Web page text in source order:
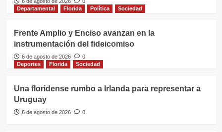
6 de agosto de 2026
0
Departamental
Florida Política Sociedad
Frente Amplio y Enciso avanzan en la
instrumentación del fideicomiso
6 de agosto de 2026
0
Deportes
Florida Sociedad
Una floridense rumbo a Irlanda para representar a
Uruguay
6 de agosto de 2026 0